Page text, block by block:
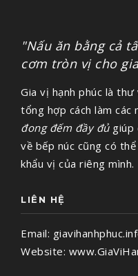
"Nấu ăn bằng cả
cơm tròn vị cho
Gia vị hạnh phúc là
tổng hợp cách làm các
đong đếm đầy đủgiúp
về bếp núc cũng có
khẩu vị của riêng mình.
LIÊN HỆ
Email:
Website: